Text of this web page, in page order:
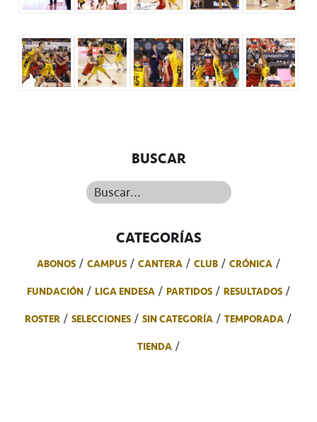
BUSCAR
Buscar...
CATEGORÍAS
ABONOS CAMPUS CANTERA CLUB
CRÓNICA
FUNDACIÓN
LIGA ENDESA PARTIDOS
RESULTADOS
ROSTER
SELECCIONES SIN CATEGORÍA
TEMPORADA
TIENDA